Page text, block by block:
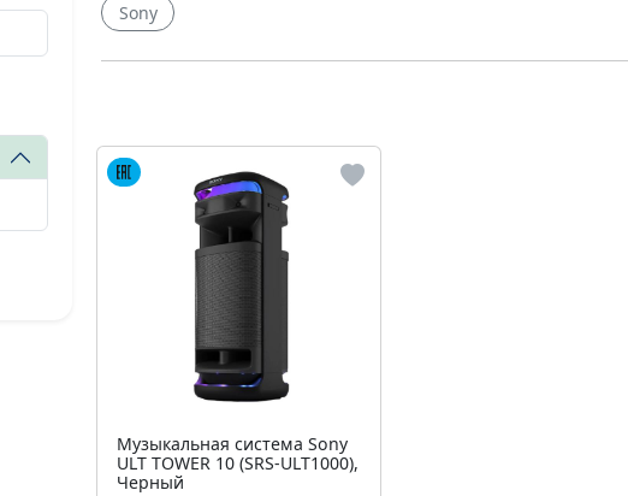
Sony
Музыкальная система Sony
ULT TOWER 10 (SRS-ULT1000),
Черный